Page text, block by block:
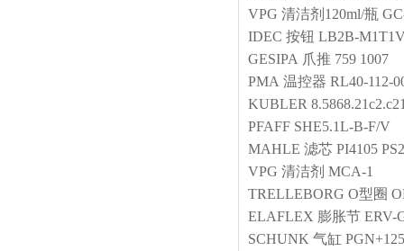
VPG 清洁剂120ml/瓶
IDEC 按钮 LB2B-
GESIPA 爪推 759 1007
PMA 温控器 RL40-112-
KUBLER
PFAFF SHE5.1L-B-F/V
MAHLE 滤芯 PI4105
VPG 清洁剂 MCA-1
TRELLEBORG O型圈
ELAFLEX 膨胀节 ERV-
SCHUNK 气缸